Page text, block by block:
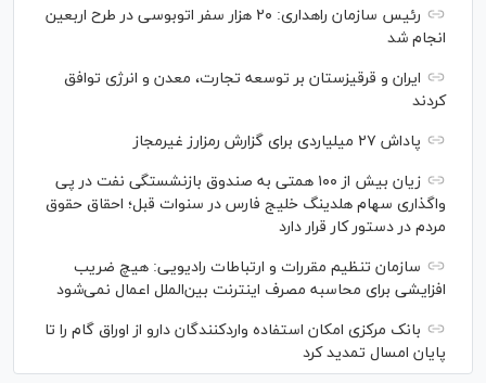
رئیس سازمان راهداری: ۲۰ هزار سفر اتوبوسی در طرح اربعین
انجام شد
ایران و قرقیزستان بر توسعه تجارت، معدن و انرژی توافق
کردند
پاداش ۲۷ میلیاردی برای گزارش رمزارز غیرمجاز
زیان بیش از ۱۰۰ همتی به صندوق بازنشستگی نفت در پی
واگذاری سهام هلدینگ خلیج فارس در سنوات قبل؛ احقاق حقوق
مردم در دستور کار قرار دارد
سازمان تنظیم مقررات و ارتباطات رادیویی: هیچ ضریب
افزایشی برای محاسبه مصرف اینترنت بین‌الملل اعمال نمی‌شود
بانک مرکزی امکان استفاده واردکنندگان دارو از اوراق گام را تا
پایان امسال تمدید کرد